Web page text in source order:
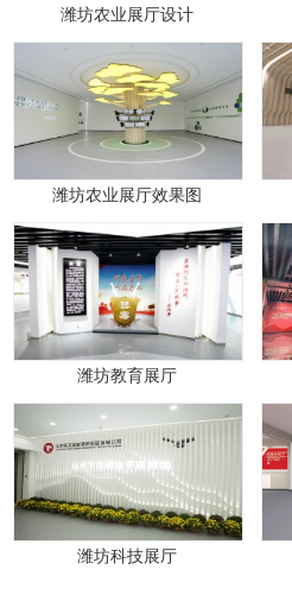
潍坊农业展厅设计
潍坊农业展厅效果图
潍坊教育展厅
潍坊科技展厅